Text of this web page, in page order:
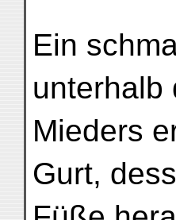
Ein
unterhalb
Mieders
Gurt,